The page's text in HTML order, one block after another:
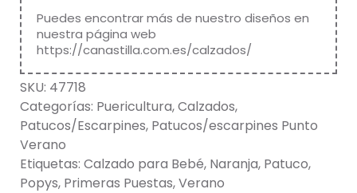
Puedes encontrar más de nuestro diseños en
nuestra página web
https://canastilla.com.es/calzados/
SKU: 47718
Categorías: Puericultura,Calzados,
Patucos/Escarpines, Patucos/escarpines Punto
Verano
Etiquetas: Calzado para Bebé, Naranja, Patuco,
Popys, Primeras Puestas,Verano